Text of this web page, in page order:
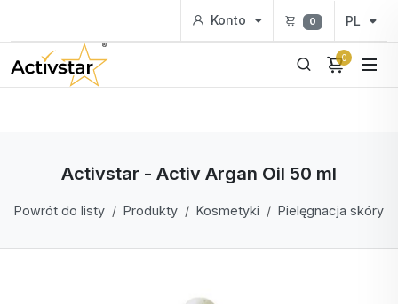
Konto 0 PL
0
Activstar - Activ Argan Oil 50 ml
Powrót do listy Produkty Kosmetyki Pielęgnacja skóry